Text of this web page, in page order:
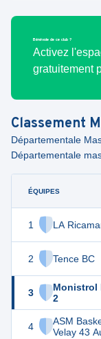
Bénévole de ce club ?
Activez
gratuitement
Classement
Départementale
Départementale
ÉQUIPES
1 LA
2 Tence BC
3
Monistrol
2
4
ASM
Velay 43